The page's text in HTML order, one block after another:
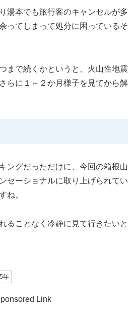
湯本でも旅行客のキャンセルが多
ってしまって処分に困っているそ
まで続くかというと、火山性地震
らに１～２か月様子を見てから解
ングだっただけに、今回の箱根山
セーショナルに取り上げられてい
ね。
ることなく冷静に見て行きたいと
年
Link